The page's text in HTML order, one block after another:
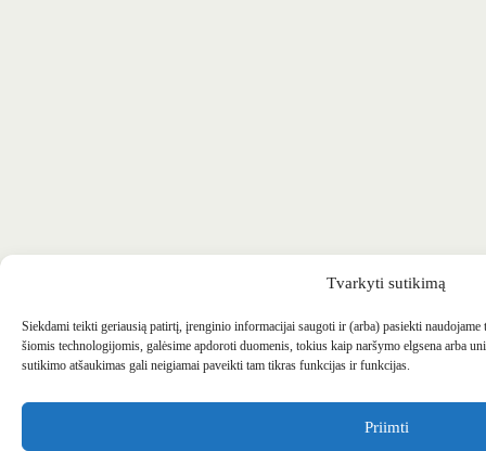
Tvarkyti sutikimą
Siekdami teikti geriausią patirtį, įrenginio informacijai saugoti ir (arba) pasiekti
šiomis technologijomis, galėsime apdoroti duomenis, tokius kaip naršymo elgsena arba
sutikimo atšaukimas gali neigiamai paveikti tam tikras funkcijas ir funkcijas.
Priimti